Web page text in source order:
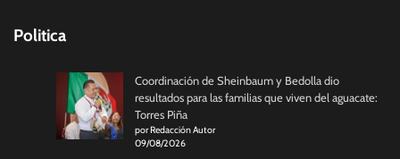
Politica
Coordinación de Sheinbaum y Bedolla dio
resultados para las familias que viven del aguacate:
Torres Piña
por Redacción Autor
09/08/2026